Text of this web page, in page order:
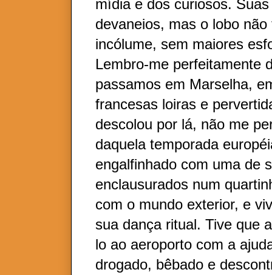
mídia e dos curiosos.
devaneios, mas o lobo
incólume, sem maiores
Lembro-me perfeitamente
passamos em Marselha,
francesas loiras e
descolou por lá, não me
daquela temporada
engalfinhado com uma de
enclausurados num
com o mundo exterior, e
sua dança ritual. Tive que
lo ao aeroporto com a
drogado, bêbado e